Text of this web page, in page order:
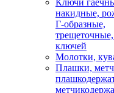
Ключи
накидные,
Г-образные,
ключей
Молотки,
Плашки,